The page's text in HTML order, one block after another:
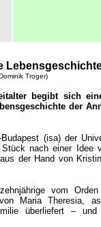
Troger)
begibt sich
der
(isa) der
nach einer Idee
der Hand von
vom
Maria Theresia,
überliefert –